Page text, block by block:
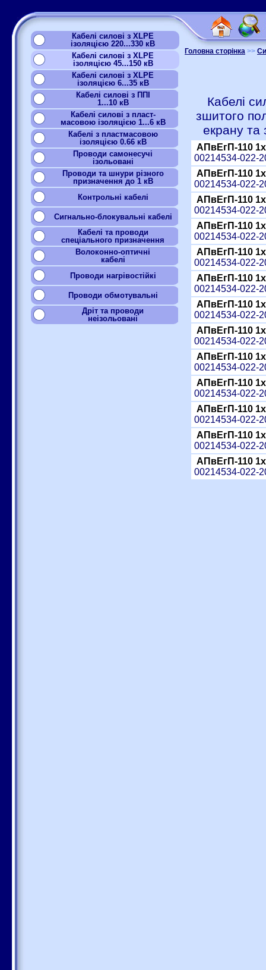
Кабелі силові з XLPE
ізоляцією 220...330 кВ
Кабелі силові з XLPE
ізоляцією 45...150 кВ
Кабелі силові з XLPE
ізоляцією 6...35 кВ
Кабелі силові з ППІ
1...10 кВ
Кабелі силові з пласт-
масовою ізоляцією 1...6 кВ
Кабелі з пластмасовою
ізоляцією 0.66 кВ
Проводи самонесучі
ізольовані
Проводи та шнури різного
призначення до 1 кВ
Контрольні кабелі
Сигнально-блокувальні кабелі
Кабелі та проводи
спеціального призначення
Волоконно-оптичні
кабелі
Проводи нагрівостійкі
Проводи обмотувальні
Дріт та проводи
неізольовані
Головна сторінка >>
Кабелі
зшитого
екрану та
АПвЕгП-110
00214534-022-
АПвЕгП-110
00214534-022-
АПвЕгП-110
00214534-022-
АПвЕгП-110
00214534-022-
АПвЕгП-110
00214534-022-
АПвЕгП-110
00214534-022-
АПвЕгП-110
00214534-022-
АПвЕгП-110
00214534-022-
АПвЕгП-110
00214534-022-
АПвЕгП-110
00214534-022-
АПвЕгП-110
00214534-022-
АПвЕгП-110
00214534-022-
АПвЕгП-110
00214534-022-